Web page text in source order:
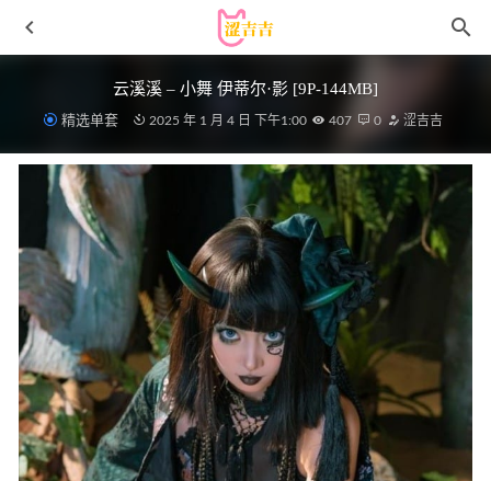
云溪溪 – 小舞 伊蒂尔·影 [9P-144MB]
精选单套 2025 年 1 月 4 日 下午1:00 407 0 涩吉吉
芋圆侑子 – NO.027 艹猫 [130P-201MB] 2025-04-10
[Ugirls尤果网]爱尤物专辑 NO.2927 眼中的姓感 艾优蜜[35P]
2025-09-23
KANEKO_咔喵 – 余温[222P4V-2.56GB]
2025-03-12
第四印象 – 写真图片合集【持续更新中】 2022-11-07
头条女神 – 2018.05.07 女神探店 猫咪6M[71P502M]